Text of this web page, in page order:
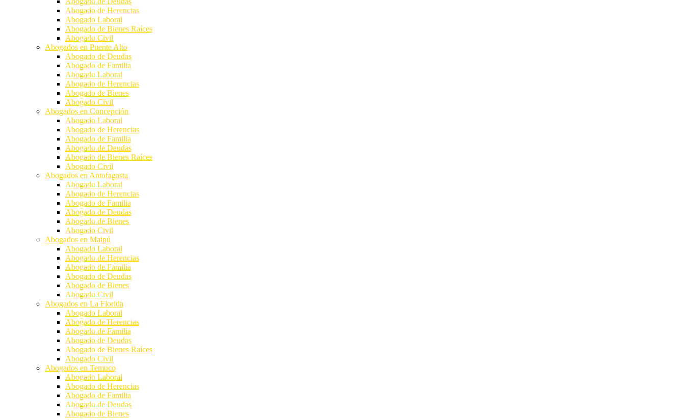
Abogado de Herencias
Abogado Laboral
Abogado de Bienes Raíces
Abogado Civil
Abogados en Puente Alto
Abogado de Deudas
Abogado de Familia
Abogado Laboral
Abogado de Herencias
Abogado de Bienes
Abogado Civil
Abogados en Concepción
Abogado Laboral
Abogado de Herencias
Abogado de Familia
Abogado de Deudas
Abogado de Bienes Raíces
Abogado Civil
Abogados en Antofagasta
Abogado Laboral
Abogado de Herencias
Abogado de Familia
Abogado de Deudas
Abogado de Bienes
Abogado Civil
Abogados en Maipú
Abogado Laboral
Abogado de Herencias
Abogado de Familia
Abogado de Deudas
Abogado de Bienes
Abogado Civil
Abogados en La Florida
Abogado Laboral
Abogado de Herencias
Abogado de Familia
Abogado de Deudas
Abogado de Bienes Raíces
Abogado Civil
Abogados en Temuco
Abogado Laboral
Abogado de Herencias
Abogado de Familia
Abogado de Deudas
Abogado de Bienes